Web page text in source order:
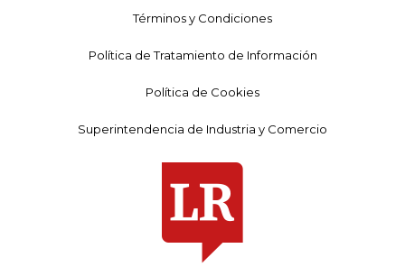
Términos y Condiciones
Política de Tratamiento de Información
Política de Cookies
Superintendencia de Industria y Comercio